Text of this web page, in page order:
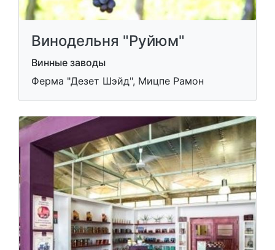
Винодельня "Руйюм"
Винные заводы
Ферма "Дезет Шэйд", Мицпе Рамон